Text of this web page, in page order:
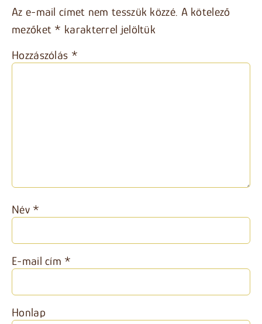
Az e-mail címet nem tesszük közzé. A kötelező
mezőket * karakterrel jelöltük
Hozzászólás *
Név *
E-mail cím *
Honlap